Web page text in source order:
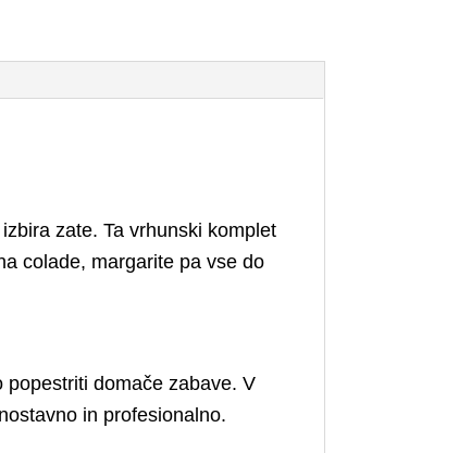
zate. Ta vrhunski komplet
colade, margarite pa vse do
domače zabave. V
in profesionalno.